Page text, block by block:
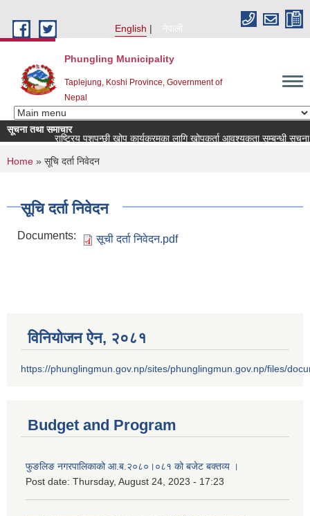
English
नेपाली
Phungling Municipality
Taplejung, Koshi Province, Government of
Nepal
सूचना तथा समाचार
राष्ट्रिय पशुपन्छी खोप कार्यक्रमका लागि खोपकर्ता आवश्यकता सम्बन्धी सूचना!
You are here
Home » सूचि दर्ता निवेदन
सूचि दर्ता निवेदन
Documents: सूची दर्ता निवेदन.pdf
विनियोजन ऐन‚ २०८१
https://phunglingmun.gov.np/sites/phunglingmun.gov.np/files/
Budget and Program
फुङलिङ नगरपालिकाको आ.ब.२०८०।०८१ को बजेट बक्तव्य ।
Post date: Thursday, August 24, 2023 - 17:23